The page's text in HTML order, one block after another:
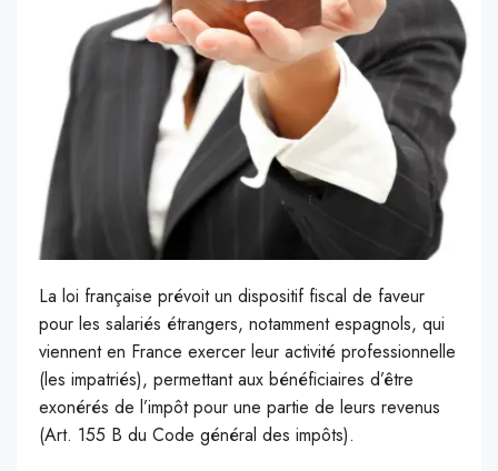
La loi française prévoit un dispositif fiscal de faveur
pour les salariés étrangers, notamment espagnols, qui
viennent en France exercer leur activité professionnelle
(les impatriés), permettant aux bénéficiaires d’être
exonérés de l’impôt pour une partie de leurs revenus
(Art. 155 B du Code général des impôts).